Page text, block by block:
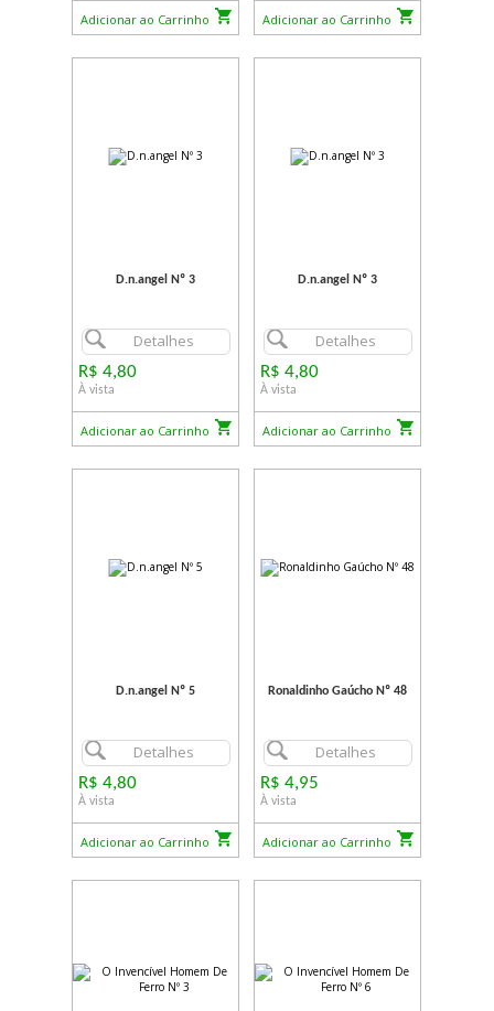
Adicionar ao Carrinho Adicionar ao Carrinho
D.n.angel Nº 3
Detalhes
R$ 4,80
À vista
Adicionar ao Carrinho
D.n.angel Nº 3
Detalhes
R$ 4,80
À vista
Adicionar ao Carrinho
D.n.angel Nº 5
Detalhes
R$ 4,80
À vista
Adicionar ao Carrinho
Ronaldinho Gaúcho Nº 48
Detalhes
R$ 4,95
À vista
Adicionar ao Carrinho